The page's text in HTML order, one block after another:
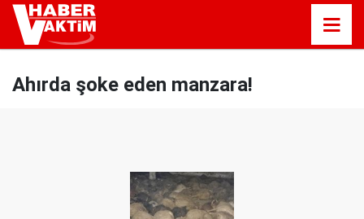
Ahırda şoke eden manzara!